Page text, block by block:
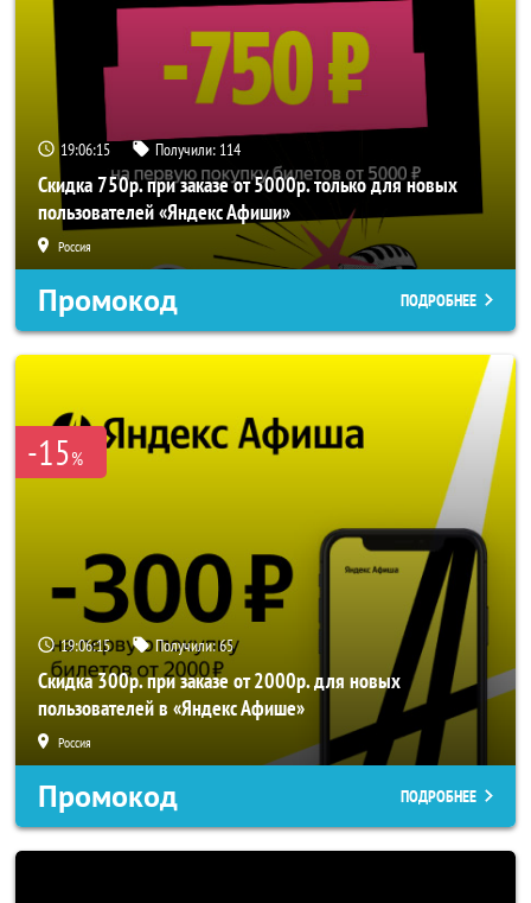
19:06:15 Получили: 114
Скидка 750р. при заказе от 5000р. только для новых
пользователей «Яндекс Афиши»
Россия
Промокод ПОДРОБНЕЕ
-15%
19:06:15 Получили:65
Скидка 300р. при заказе от 2000р. для новых
пользователей в «Яндекс Афише»
Россия
Промокод ПОДРОБНЕЕ